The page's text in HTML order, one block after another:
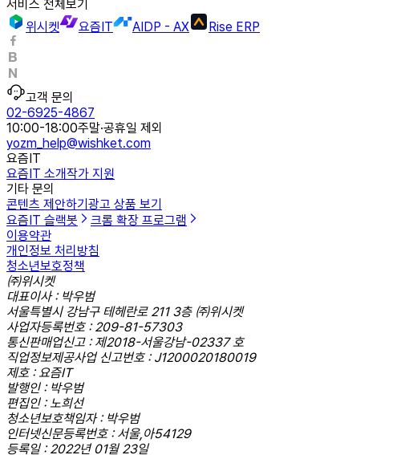
서비스 전체보기
위시켓
요즘IT AIDP - AX Rise ERP
고객 문의
02-6925-4867
10:00-18:00주말·공휴일 제외
yozm_help@wishket.com
요즘IT
요즘IT 소개작가 지원
기타 문의
콘텐츠 제안하기광고 상품 보기
요즘IT 슬랙봇
크롬 확장 프로그램
이용약관
개인정보 처리방침
청소년보호정책
㈜위시켓
대표이사 : 박우범
서울특별시 강남구 테헤란로 211 3층 ㈜위시켓
사업자등록번호 : 209-81-57303
통신판매업신고 : 제2018-서울강남-02337 호
직업정보제공사업 신고번호 : J1200020180019
제호 : 요즘IT
발행인 : 박우범
편집인 : 노희선
청소년보호책임자 : 박우범
인터넷신문등록번호 : 서울,아54129
등록일 : 2022년 01월 23일